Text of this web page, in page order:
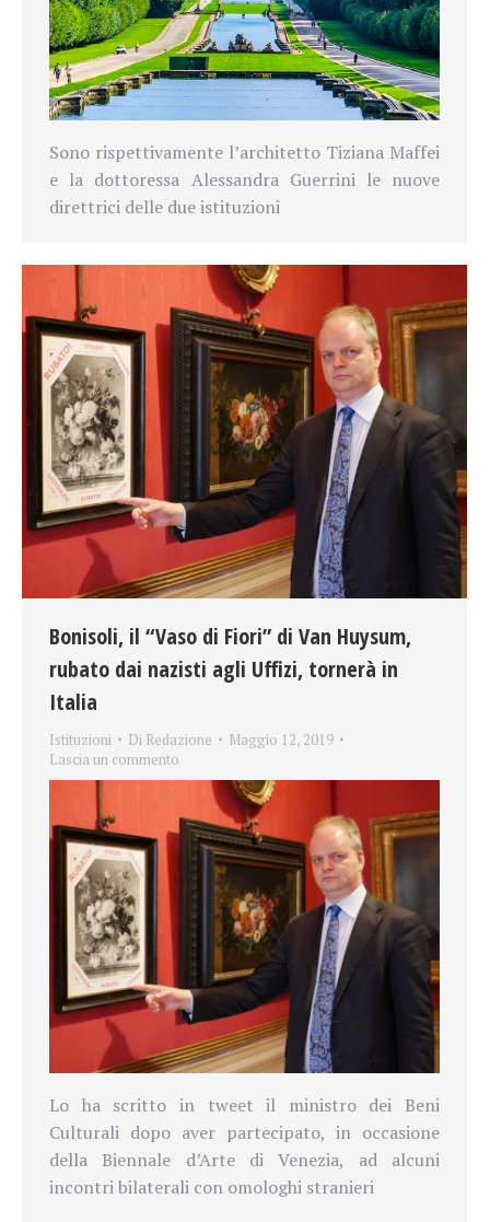
Sono rispettivamente l’architetto Tiziana Maffei
e la dottoressa Alessandra Guerrini le nuove
direttrici delle due istituzioni
Bonisoli, il “Vaso di Fiori” di Van Huysum,
rubato dai nazisti agli Uffizi, tornerà in
Italia
Istituzioni Di Redazione
Maggio 12, 2019
Lascia un commento
Lo ha scritto in tweet il ministro dei Beni
Culturali dopo aver partecipato, in occasione
della Biennale d’Arte di Venezia, ad alcuni
incontri bilaterali con omologhi stranieri